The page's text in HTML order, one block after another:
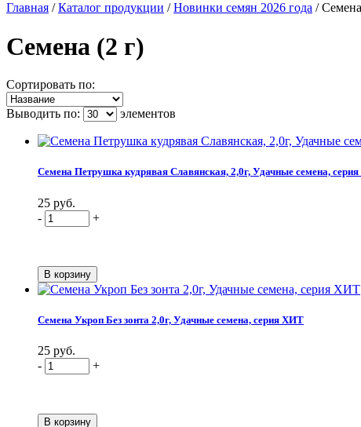
Главная /Каталог продукции /Новинки семян 2026 года /
Семена (2 г)
Сортировать по:
Выводить по: элементов
Семена Петрушка кудрявая Славянская, 2,0г, Удачные семена,
25 руб.
-
+
Семена Укроп Без зонта 2,0г, Удачные семена, серия ХИТ
25 руб.
-
+